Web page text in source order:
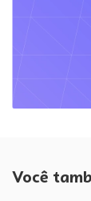
Você